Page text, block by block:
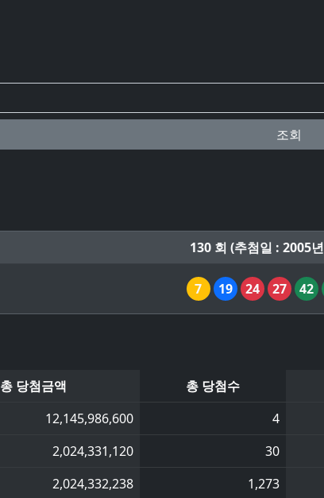
조회
130 회 (추첨일 : 2005
7 19 24 27 42
총 당첨금액 총 당첨수
12,145,986,600 4
2,024,331,120 30
2,024,332,238 1,273